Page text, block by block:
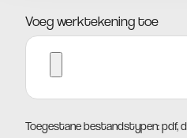
Voeg werktekening toe
Toegestane bestandstypen: pdf,